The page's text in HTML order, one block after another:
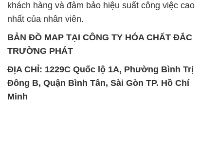
khách hàng và đảm bảo hiệu suất công việc cao
nhất của nhân viên.
BẢN ĐỒ MAP TẠI CÔNG TY HÓA CHẤT ĐẮC
TRƯỜNG PHÁT
ĐỊA CHỈ: 1229C Quốc lộ 1A, Phường Bình Trị
Đông B, Quận Bình Tân, Sài Gòn TP. Hồ Chí
Minh